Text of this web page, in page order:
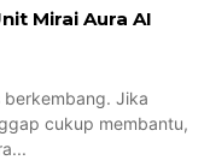
Mirai Aura AI
berkembang. Jika
cukup membantu,